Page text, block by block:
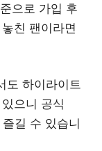
으로 가입 후
친 팬이라면
도 하이라이트
으니 공식
길 수 있습니